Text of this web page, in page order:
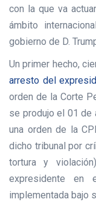
con la que va
ámbito
gobierno de D.
Un primer hecho,
arresto del
orden de la Corte
se produjo el 01 de
una orden de la
dicho tribunal por
tortura y
expresidente en
implementada bajo